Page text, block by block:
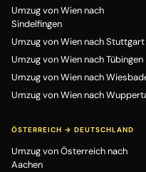
Umzug von Wien nach
Sindelfingen
Umzug von Wien nach Stuttgart
Umzug von Wien nach Tübingen
Umzug von Wien nach
Umzug von Wien nach
ÖSTERREICH → DEUTSCHLAND
Umzug von Österreich nach
Aachen